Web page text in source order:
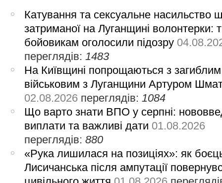
Катування та сексуальне насильство
затриманої на Луганщині волонтерки:
бойовикам оголосили підозру
переглядів:1483
На Київщині попрощаються з загиблим
військовим з Луганщини Артуром
02.08.2026 переглядів:1084
Що варто знати ВПО у серпні:
виплати та важливі дати 01.08.2026
переглядів:880
«Рука лишилася на позиціях»: як
Лисичанська після ампутації